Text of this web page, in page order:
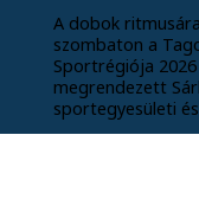
A dobok
szombaton a
Sportrégiója
megrendezett
sportegyesületi